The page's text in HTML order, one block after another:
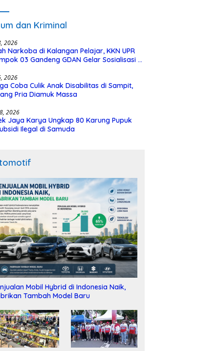
dan Kriminal
2026
Narkoba di Kalangan Pelajar, KKN UPR
03 Gandeng GDAN Gelar Sosialisasi di
2026
Coba Culik Anak Disabilitas di Sampit,
Pria Diamuk Massa
2026
Jaya Karya Ungkap 80 Karung Pupuk
Ilegal di Samuda
Mobil Hybrid di Indonesia Naik,
Tambah Model Baru